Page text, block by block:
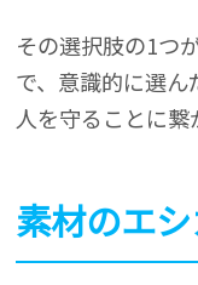
その選択肢の1つ
で、意識的に選ん
人を守ることに繋
素材のエ